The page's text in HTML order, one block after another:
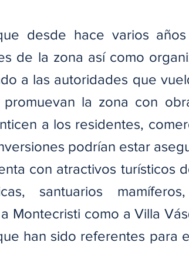
desde hace varios
de la zona así como
a las autoridades que
la zona con
a los residentes,
podrían estar
con atractivos turísticos
santuarios
Montecristi como a Villa
han sido referentes para